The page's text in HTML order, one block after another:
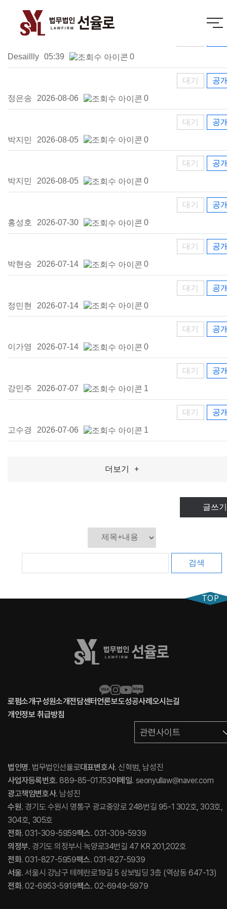
Desaillly 05:39 0
대기 공
정은송 2026-08-06 0
대기 공
박지민 2026-08-05 0
대기 공
박지민 2026-08-05 0
대기 공
홍성호 2026-07-30 0
대기 공
박현승 2026-07-14 0
대기 공
정민현 2026-07-14 0
대기 공
이가영 2026-07-14 0
대기 공
강민주 2026-07-07 1
대기 공
고수경 2026-07-06 1
더보기 +
글쓰기
검색
로펌소개구성원소개전담센터언론보도성공사례 오시는길
개인정보 취급방침
관련사이트
법인명. 법무법인선율로대표변호사. 신혁범, 남성진
사업자등록번호. 889-85-01753이메일. seonyullaw@naver.com
광고책임변호사. 남성진
수원. 경기도 수원시 영통구 광교중앙로 248번길 95-1 302호, 303호,
304호, 305호
전화. 031-309-5959팩스. 031-309-5939
의정부. 경기도 의정부시 녹양로34번길 47 KR 201,202호
전화. 031-827-5959팩스. 031-827-5939
서울. 서울시 강남구 테헤란로19길 5 삼보빌딩 3층 (역삼동 647-13)
전화. 02-6953-5919팩스. 02-6949-5979
TOP